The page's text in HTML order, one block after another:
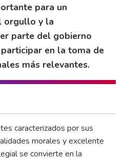
para un
orgullo y la
parte del gobierno
en la toma de
más relevantes.
caracterizados por sus
morales y excelente
se convierte en la